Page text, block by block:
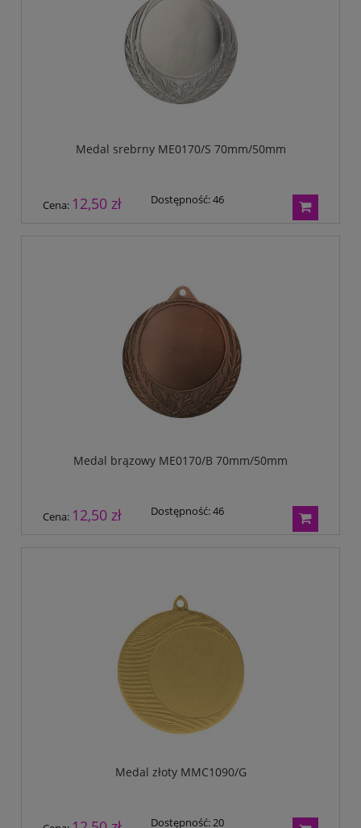
Medal srebrny ME0170/S 70mm/50mm
Cena: 12,50 zł Dostępność:46
Medal brązowy ME0170/B 70mm/50mm
Cena: 12,50 zł Dostępność:46
Medal złoty MMC1090/G
Dostępność:20